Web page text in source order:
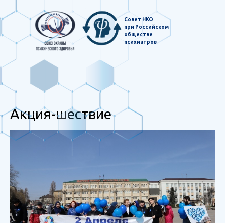
Совет НКО
при Российском
обществе
психиатров
Акция-шествие